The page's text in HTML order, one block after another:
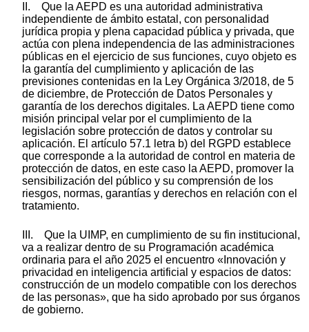
II. Que la AEPD es una autoridad administrativa
independiente de ámbito estatal, con personalidad
jurídica propia y plena capacidad pública y privada, que
actúa con plena independencia de las administraciones
públicas en el ejercicio de sus funciones, cuyo objeto es
la garantía del cumplimiento y aplicación de las
previsiones contenidas en la Ley Orgánica 3/2018, de 5
de diciembre, de Protección de Datos Personales y
garantía de los derechos digitales. La AEPD tiene como
misión principal velar por el cumplimiento de la
legislación sobre protección de datos y controlar su
aplicación. El artículo 57.1 letra b) del RGPD establece
que corresponde a la autoridad de control en materia de
protección de datos, en este caso la AEPD, promover la
sensibilización del público y su comprensión de los
riesgos, normas, garantías y derechos en relación con el
tratamiento.
III. Que la UIMP, en cumplimiento de su fin institucional,
va a realizar dentro de su Programación académica
ordinaria para el año 2025 el encuentro «Innovación y
privacidad en inteligencia artificial y espacios de datos:
construcción de un modelo compatible con los derechos
de las personas», que ha sido aprobado por sus órganos
de gobierno.